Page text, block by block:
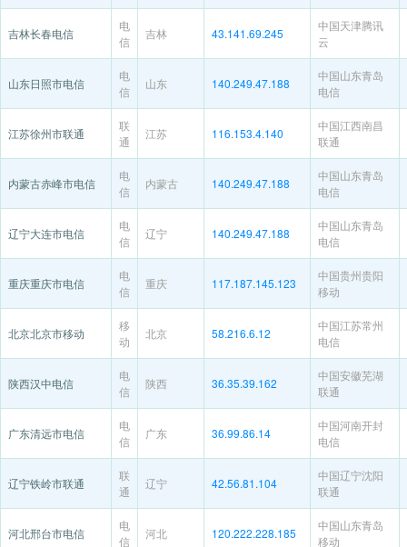
吉林长春电信
电
信
吉林 43.141.69.245
中国天津腾讯
云
山东日照市电信
电
信
山东 140.249.47.188
中国山东青岛
电信
江苏徐州市联通
联
通
江苏 116.153.4.140
中国江西南昌
联通
内蒙古赤峰市电信
电
信
内蒙古 140.249.47.188
中国山东青岛
电信
辽宁大连市电信
电
信
辽宁 140.249.47.188
中国山东青岛
电信
重庆重庆市电信
电
信
重庆 117.187.145.123
中国贵州贵阳
移动
北京北京市移动
移
动
北京 58.216.6.12
中国江苏常州
电信
陕西汉中电信
电
信
陕西 36.35.39.162
中国安徽芜湖
联通
广东清远市电信
电
信
广东 36.99.86.14
中国河南开封
电信
辽宁铁岭市联通
联
通
辽宁 42.56.81.104
中国辽宁沈阳
联通
河北邢台市电信
电
信
河北 120.222.228.185
中国山东青岛
移动